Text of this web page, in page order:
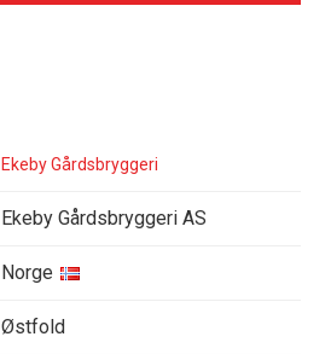
Ekeby Gårdsbryggeri
Ekeby Gårdsbryggeri AS
Norge
Østfold